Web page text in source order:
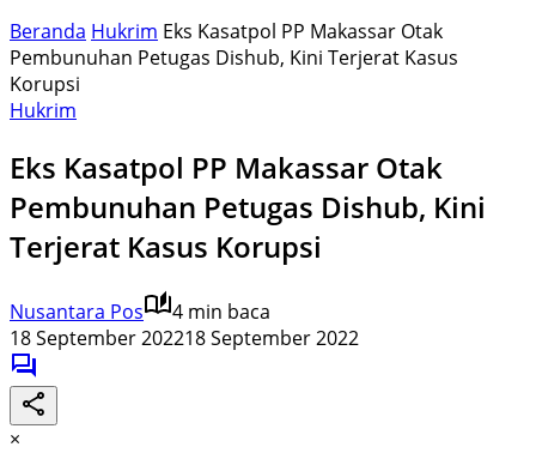
Beranda Hukrim Eks Kasatpol PP Makassar Otak
Pembunuhan Petugas Dishub, Kini Terjerat Kasus
Korupsi
Hukrim
Eks Kasatpol PP Makassar Otak
Pembunuhan Petugas Dishub, Kini
Terjerat Kasus Korupsi
Nusantara Pos
4 min baca
18 September 202218 September 2022
×